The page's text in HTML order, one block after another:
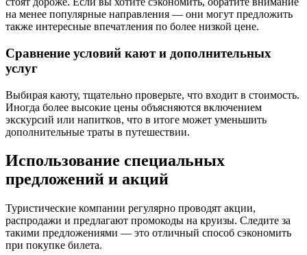
на менее популярные направления — они могут предложить
также интересные впечатления по более низкой цене.
Сравнение условий кают и дополнительных
услуг
Выбирая каюту, тщательно проверьте, что входит в стоимость.
Иногда более высокие цены объясняются включением
экскурсий или напитков, что в итоге может уменьшить
дополнительные траты в путешествии.
Использование специальных
предложений и акций
Туристические компании регулярно проводят акции,
распродажи и предлагают промокоды на круизы. Следите за
такими предложениями — это отличный способ сэкономить
при покупке билета.